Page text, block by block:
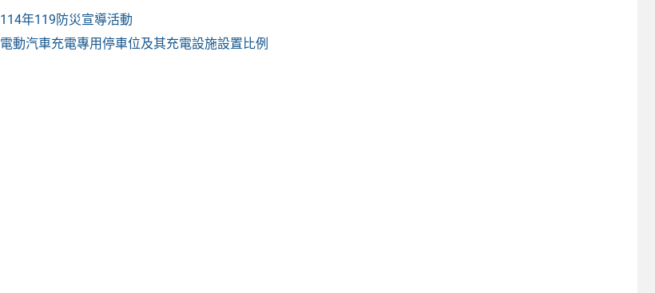
114年119防災宣導活動
電動汽車充電專用停車位及其充電設施設置比例